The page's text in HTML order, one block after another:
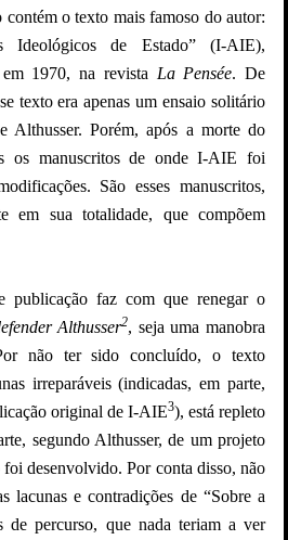
o texto mais famoso do autor:
Ideológicos de Estado” (I-AIE),
1970, na revista La Pensée. De
texto era apenas um ensaio solitário
Althusser. Porém, após a morte do
os manuscritos de onde I-AIE foi
São esses manuscritos,
em sua totalidade, que compõem
publicação faz com que renegar o
Althusser2, seja uma manobra
não ter sido concluído, o texto
irreparáveis (indicadas, em parte,
original de I-AIE3), está repleto
segundo Althusser, de um projeto
foi desenvolvido. Por conta disso, não
lacunas e contradições de “Sobre a
de percurso, que nada teriam a ver